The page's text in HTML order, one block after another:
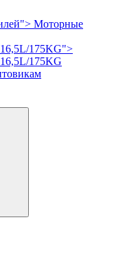
Моторные
175KG">
175KG